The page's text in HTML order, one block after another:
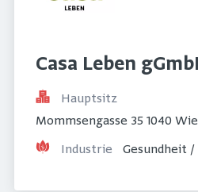
Casa Leben
Hauptsitz
Mommsengasse 35 1040
Industrie
Gesundheit /